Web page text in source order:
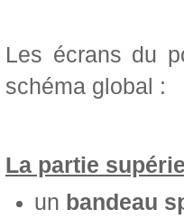
Les écrans du
schéma global :
La partie
un bandeau